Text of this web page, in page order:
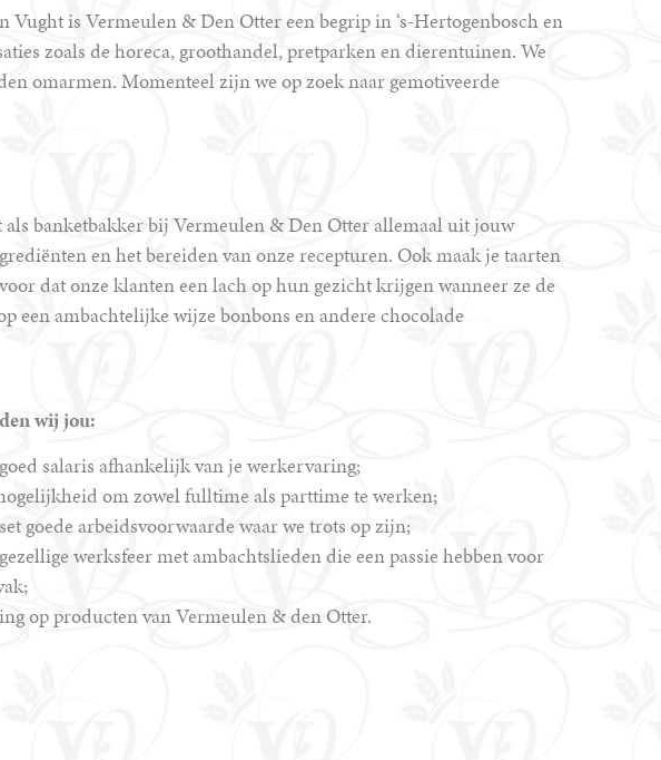
is Vermeulen & Den Otter een begrip in ‘s-Hertogenbosch en
zoals de horeca, groothandel, pretparken en dierentuinen. We
omarmen. Momenteel zijn we op zoek naar gemotiveerde
banketbakker bij Vermeulen & Den Otter allemaal uit jouw
en het bereiden van onze recepturen. Ook maak je taarten
dat onze klanten een lach op hun gezicht krijgen wanneer ze de
een ambachtelijke wijze bonbons en andere chocolade
wij jou:
salaris afhankelijk van je werkervaring;
om zowel fulltime als parttime te werken;
goede arbeidsvoorwaarde waar we trots op zijn;
werksfeer met ambachtslieden die een passie hebben voor
op producten van Vermeulen & den Otter.